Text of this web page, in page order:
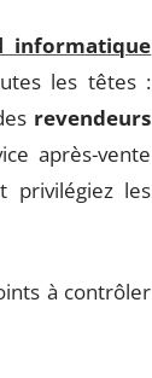
informatique
les têtes :
revendeurs
après-vente
privilégiez les
à contrôler